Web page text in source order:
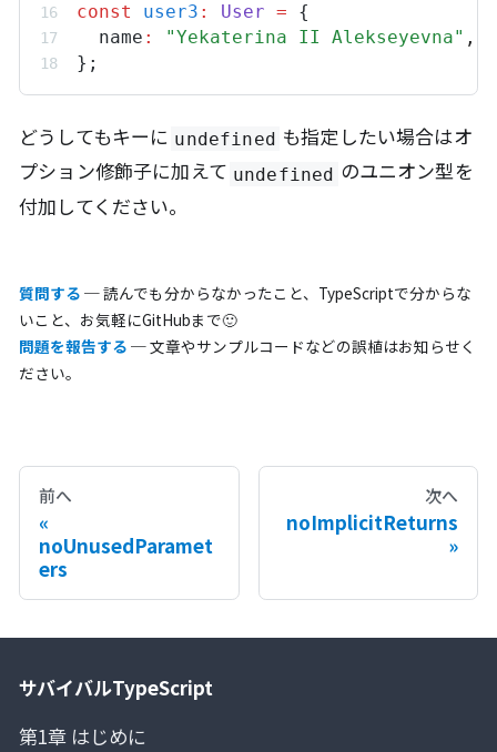
const user3 : User = {
name : "Yekaterina II Alekseyevna" ,
};
どうしてもキーに undefined も指定したい場合はオ
プション修飾子に加えて undefined のユニオン型を
付加してください。
質問する ─ 読んでも分からなかったこと、TypeScriptで分からな
いこと、お気軽にGitHubまで🙂
問題を報告する ─ 文章やサンプルコードなどの誤植はお知らせく
ださい。
前へ
noUnusedParamet
ers
次へ
noImplicitReturns
サバイバルTypeScript
第1章 はじめに